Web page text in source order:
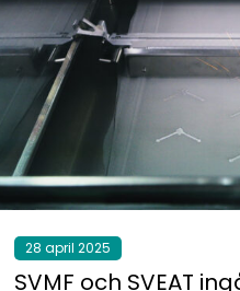
28 april 2025
SVMF och SVEAT